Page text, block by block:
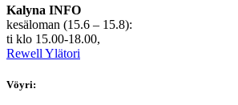
Kalyna INFO
kesäloman (15.6 – 15.8):
ti klo 15.00-18.00,
Rewell Ylätori
Vöyri: